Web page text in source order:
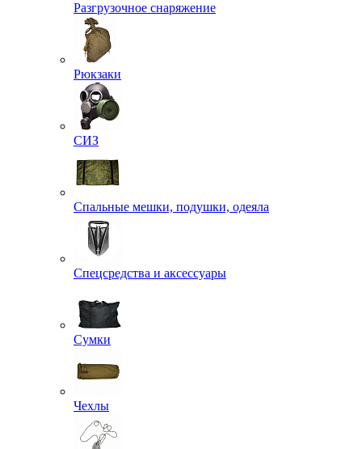
Разгрузочное снаряжение
Рюкзаки
СИЗ
Спальные мешки, подушки, одеяла
Спецсредства и аксессуары
Сумки
Чехлы